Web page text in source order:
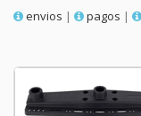
envios | pagos |